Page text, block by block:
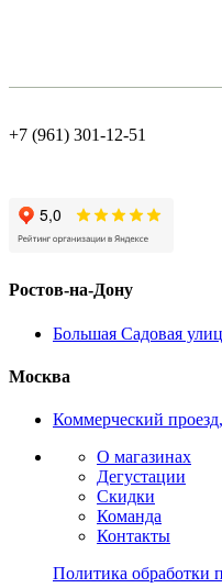
+7 (961) 301-12-51
Ростов-на-Дону
Большая Садовая
Москва
Коммерческий
О магазинах
Дегустации
Скидки
Команда
Контакты
Политика обработки